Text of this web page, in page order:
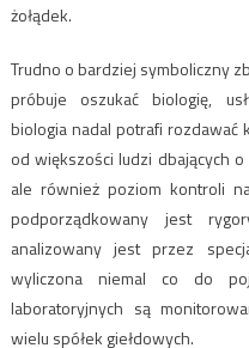
żołądek.
Trudno o bardziej symboliczny
próbuje oszukać biologię,
biologia nadal potrafi rozdawać
od większości ludzi dbających
ale również poziom kontroli
podporządkowany jest
analizowany jest przez
wyliczona niemal co do
laboratoryjnych są
wielu spółek giełdowych.